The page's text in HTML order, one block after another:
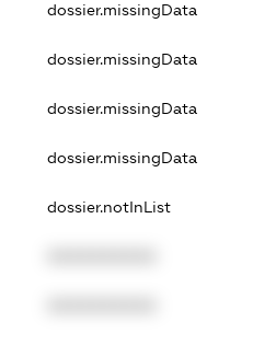
dossier.missingData
dossier.missingData
dossier.missingData
dossier.missingData
dossier.notInList